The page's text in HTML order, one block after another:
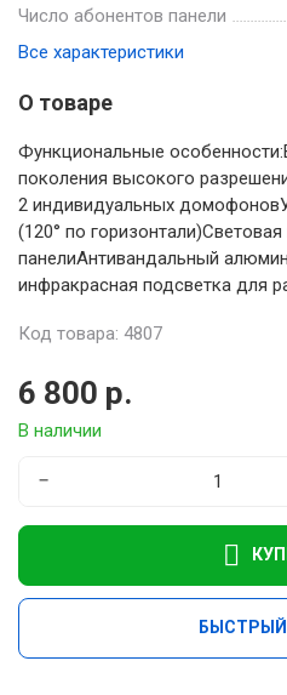
Число абонентов панели
Все характеристики
О товаре
Функциональные
поколения высокого
2 индивидуальных
(120° по
панелиАнтивандальный
инфракрасная подсветка для
Код товара: 4807
6 800 р.
В наличии
−
БЫСТРЫЙ